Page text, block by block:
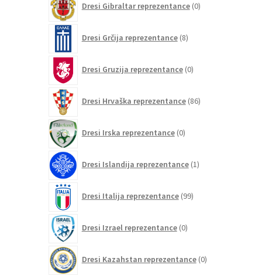
Dresi Gibraltar reprezentance 0izdelkov
Dresi Grčija reprezentance 8izdelkov
Dresi Gruzija reprezentance 0izdelkov
Dresi Hrvaška reprezentance 86izdelkov
Dresi Irska reprezentance 0izdelkov
Dresi Islandija reprezentance 1izdelek
Dresi Italija reprezentance 99izdelkov
Dresi Izrael reprezentance 0izdelkov
Dresi Kazahstan reprezentance 0izdelkov